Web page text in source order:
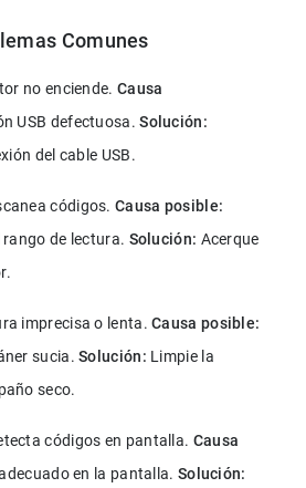
Comunes
no enciende. Causa
USB defectuosa. Solución:
del cable USB.
códigos. Causa posible:
de lectura. Solución: Acerque
imprecisa o lenta. Causa posible:
sucia. Solución: Limpie la
seco.
códigos en pantalla. Causa
en la pantalla. Solución: